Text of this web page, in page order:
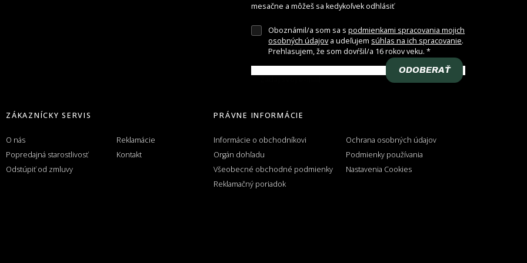
mesačne a môžeš sa kedykoľvek odhlásiť
Oboznámil/a som sa spodmienkami spracovania mojich
osobných údajova udeľujem súhlas na ich spracovanie.
Prehlasujem, že som dovŕšil/a 16 rokov veku.
ODOBERAŤ
ZÁKAZNÍCKY SERVIS
O nás
Popredajná starostlivosť
Odstúpiť od zmluvy
Reklamácie
Kontakt
PRÁVNE INFORMÁCIE
Informácie o obchodníkovi
Orgán dohľadu
Všeobecné obchodné podmienky
Reklamačný poriadok
Ochrana osobných údajov
Podmienky používania
Nastavenia Cookies